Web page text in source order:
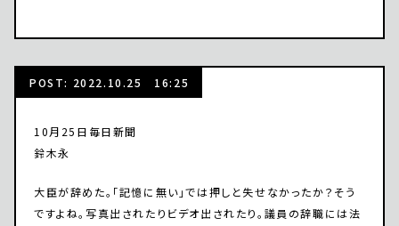
POST: 2022.10.25 16:25
10月25日毎日新聞
鈴木永
大臣が辞めた。「記憶に無い」では押しと失せなかったか？そう
ですよね。写真出されたりビデオ出されたり。議員の辞職には法